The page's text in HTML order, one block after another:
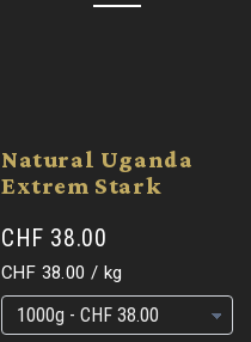
Natural Uganda
Extrem Stark
CHF 38.00
Grundpreis
CHF 38.00 / pro
kg
Grundpreis
Grundpreis